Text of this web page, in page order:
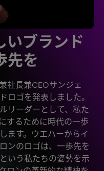
いブランド
先を
社長兼CEOサンジェ
ロゴを発表しました。
リーダーとして、私た
するために時代の一歩
ます。ウエハーからイ
ンのロゴは、一歩先を
いう私たちの姿勢を示